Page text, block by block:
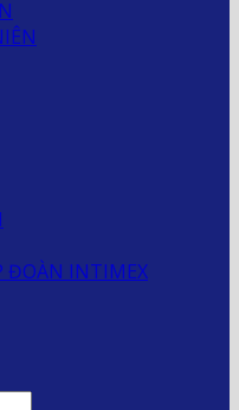
ĐOÀN INTIMEX